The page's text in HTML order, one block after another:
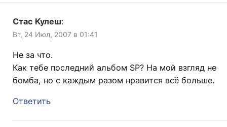
Стас Кулеш:
Вт, 24 Июл, 2007 в 01:41
Не за что.
Как тебе последний альбом SP? На мой взгляд не
бомба, но с каждым разом нравится всё больше.
Ответить